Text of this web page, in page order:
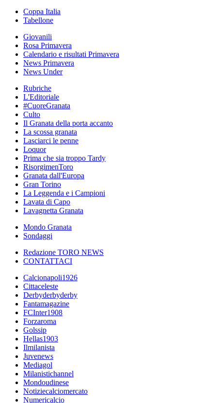
Coppa Italia
Tabellone
Giovanili
Rosa Primavera
Calendario e risultati Primavera
News Primavera
News Under
Rubriche
L'Editoriale
#CuoreGranata
Culto
Il Granata della porta accanto
La scossa granata
Lasciarci le penne
Loquor
Prima che sia troppo Tardy
RisorgimenToro
Granata dall'Europa
Gran Torino
La Leggenda e i Campioni
Lavata di Capo
Lavagnetta Granata
Mondo Granata
Sondaggi
Redazione TORO NEWS
CONTATTACI
Calcionapoli1926
Cittaceleste
Derbyderbyderby
Fantamagazine
FCInter1908
Forzaroma
Golssip
Hellas1903
Ilmilanista
Juvenews
Mediagol
Milanistichannel
Mondoudinese
Notiziecalciomercato
Numericalcio